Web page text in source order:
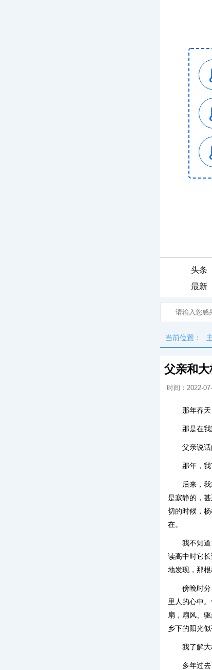
头条
最新
当前位置：
父亲和
时间：2022-
那年春
那是在
父亲说
那年，我
后来，
是寂静的，
切的时候，
在。
我不知
读高中时它
地发现，那
傍晚时
里人的心中
扇，扇风、
乡下的阳光
我了解
多年过